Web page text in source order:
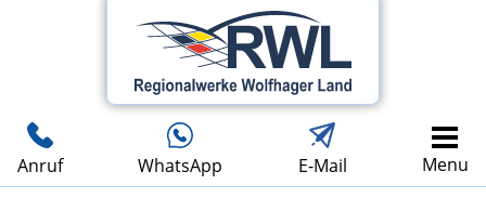
Anruf WhatsApp E-Mail Menu